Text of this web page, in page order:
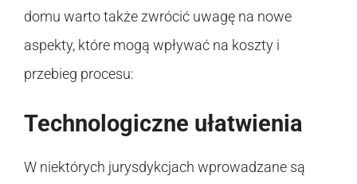
domu warto także zwrócić uwagę na nowe
aspekty, które mogą wpływać na koszty i
przebieg procesu:
Technologiczne ułatwienia
W niektórych jurysdykcjach wprowadzane są